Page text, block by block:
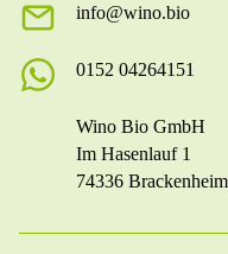
info@wino.bio
0152 04264151
Wino Bio GmbH
Im Hasenlauf 1
74336 Brackenheim